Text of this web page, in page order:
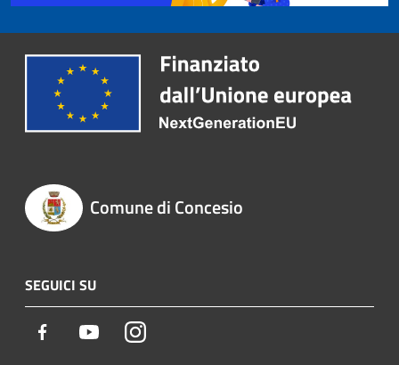
Comune di Concesio
SEGUICI SU
Facebook YoutubeInstagram